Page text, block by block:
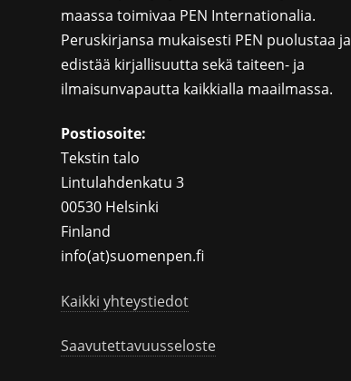
maassa toimivaa PEN Internationalia.
Peruskirjansa mukaisesti PEN puolustaa ja
edistää kirjallisuutta sekä taiteen- ja
ilmaisunvapautta kaikkialla maailmassa.
Postiosoite:
Tekstin talo
Lintulahdenkatu 3
00530 Helsinki
Finland
info(at)suomenpen.fi
Kaikki yhteystiedot
Saavutettavuusseloste